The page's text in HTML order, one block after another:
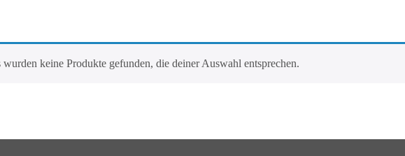
wurden keine Produkte gefunden, die deiner Auswahl entsprechen.